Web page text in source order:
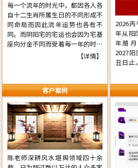
每一个流年的时光中，都因各人各
自十二生肖所属生日的不同形成不
同命局而因此流年运势也各有不
同。而阴阳宅的宅运也会因为宅基
座向分金不同而受着每一年的时光
气运的不同影响，在阳宅置业建造
在阳宅置业建造和阴宅修造的事项
择吉中做到正确，就需要了解一下
2026年阴阳宅风水修造动土入宅
择吉的具体要点，为心宜的吉屋修
建入宅或阴宅的修造选取到一个能
够趋吉避凶的好日辰而做好规划，
争取更大的成就……
【详情】
2026
年从阳
年腊
2027
丑日止
常的
荡混乱
重，经
白热化
崖之上
面临关
管怎样
肖生人
不同。
趋吉
客户案例
陈老师深耕风水堪舆领域四十余